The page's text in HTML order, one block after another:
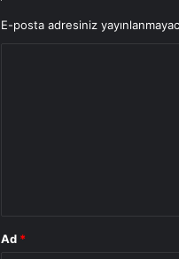
E-posta adresiniz
Ad *